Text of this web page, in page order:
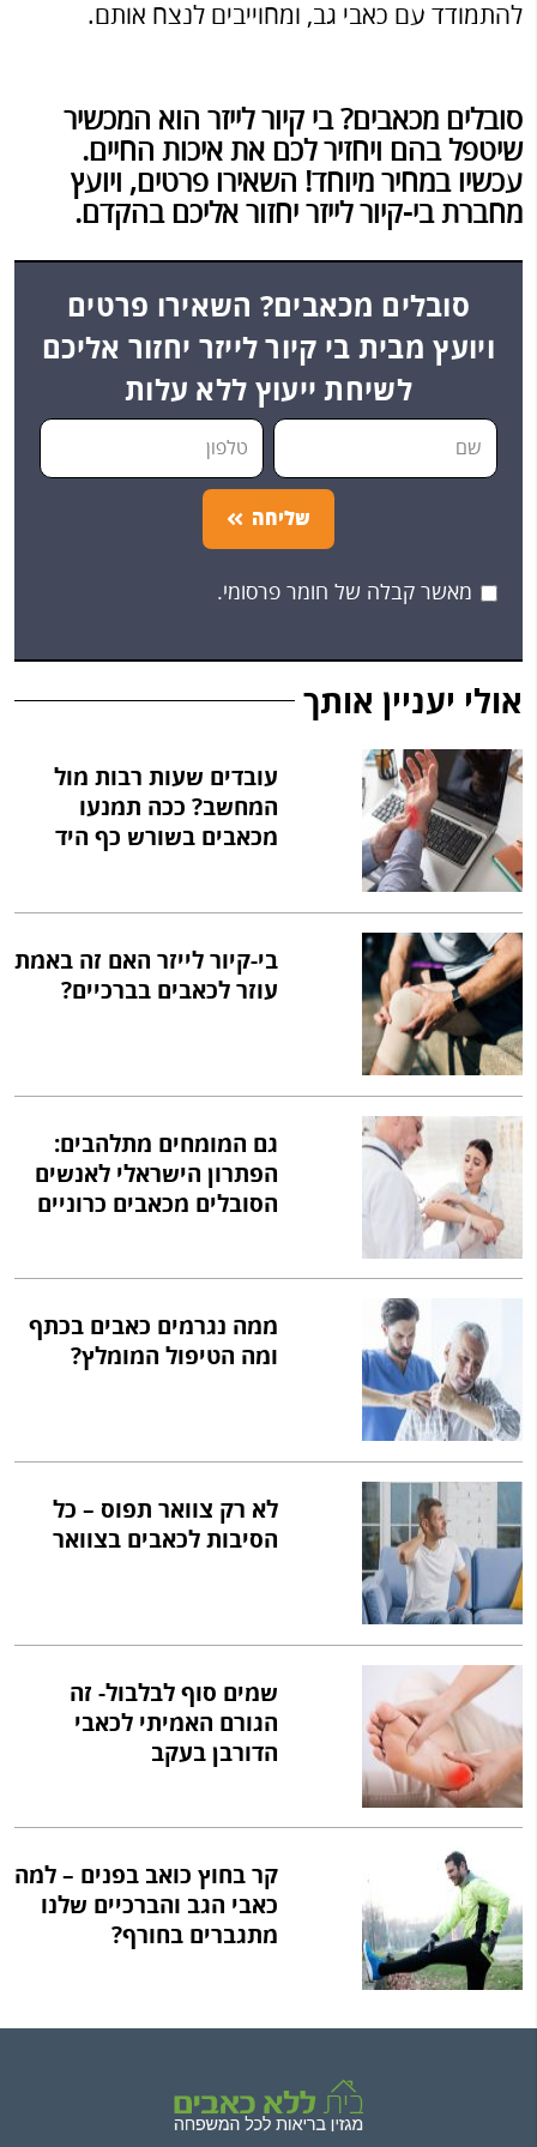
להתמודד עם כאבי גב, ומחוייבים לנצח אותם.
סובלים מכאבים? בי קיור לייזר הוא המכשיר
שיטפל בהם ויחזיר לכם את איכות החיים.
עכשיו במחיר מיוחד! השאירו פרטים, ויועץ
מחברת בי-קיור לייזר יחזור אליכם בהקדם.
סובלים מכאבים? השאירו פרטים
ויועץ מבית בי קיור לייזר יחזור אליכם
לשיחת ייעוץ ללא עלות
שליחה
מאשר קבלה של חומר פרסומי.
אולי יעניין אותך
עובדים שעות רבות מול
המחשב? ככה תמנעו
מכאבים בשורש כף היד
בי-קיור לייזר האם זה באמת
עוזר לכאבים בברכיים?
גם המומחים מתלהבים:
הפתרון הישראלי לאנשים
הסובלים מכאבים כרוניים
ממה נגרמים כאבים בכתף
ומה הטיפול המומלץ?
לא רק צוואר תפוס – כל
הסיבות לכאבים בצוואר
שמים סוף לבלבול- זה
הגורם האמיתי לכאבי
הדורבן בעקב
קר בחוץ כואב בפנים – למה
כאבי הגב והברכיים שלנו
מתגברים בחורף?